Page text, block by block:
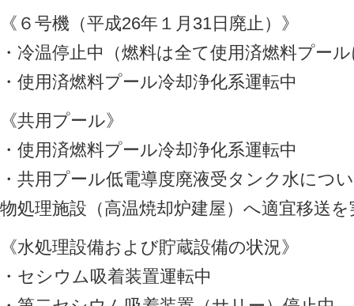
《６号機（平成26年１月31日廃止）》
・冷温停止中（燃料は全て使用済燃料プー
・使用済燃料プール冷却浄化系運転中
《共用プール》
・使用済燃料プール冷却浄化系運転中
・共用プール低電導度廃液受タンク水につ
物処理施設（高温焼却炉建屋）へ適宜移送を
《水処理設備および貯蔵設備の状況》
・セシウム吸着装置運転中